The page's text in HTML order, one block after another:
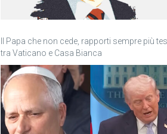
Il Papa che non cede, rapporti sempre più
tra Vaticano e Casa Bianca